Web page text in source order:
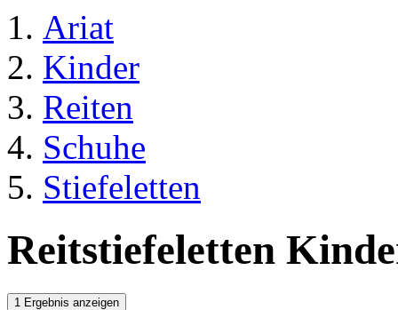
Ariat
Kinder
Reiten
Schuhe
Stiefeletten
Reitstiefeletten
1 Ergebnis anzeigen